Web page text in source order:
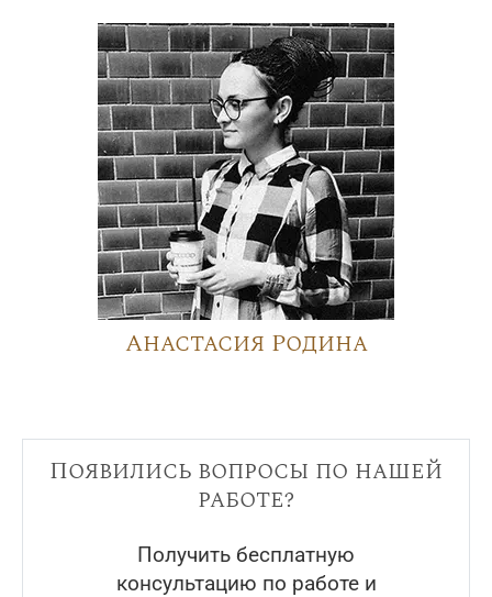
Анастасия Родина
Появились вопросы по нашей
работе?
Получить бесплатную
консультацию по работе и